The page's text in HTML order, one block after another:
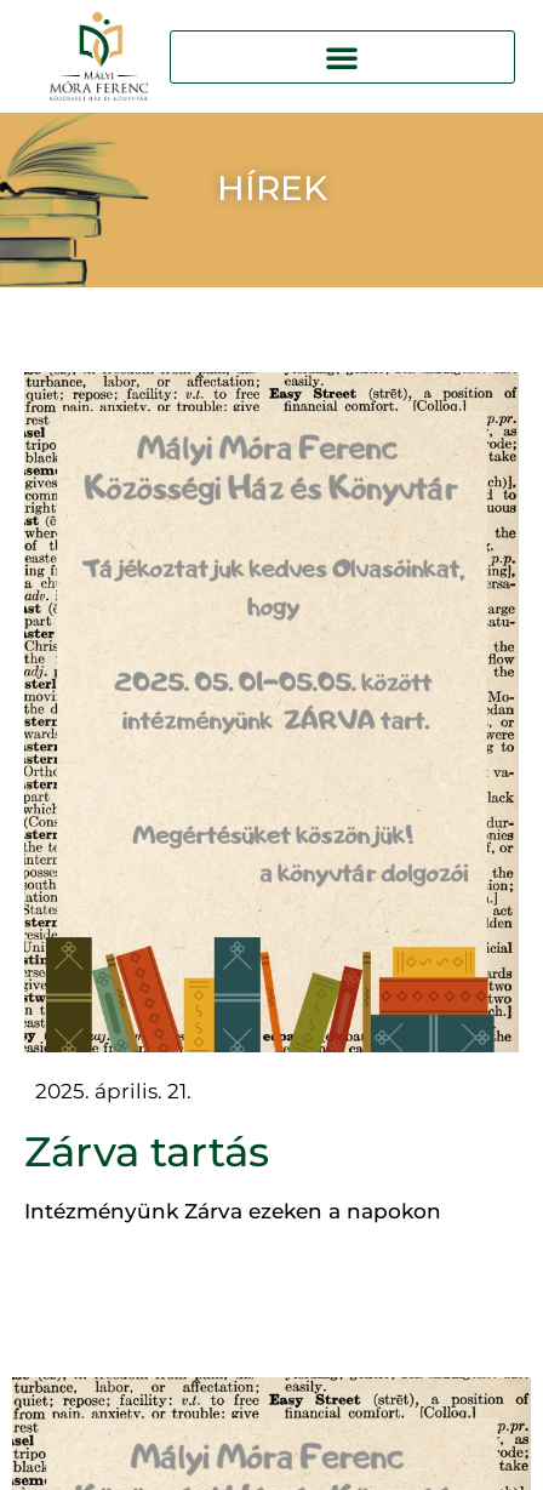
HÍREK
2025. április. 21.
Zárva tartás
Intézményünk Zárva ezeken a napokon